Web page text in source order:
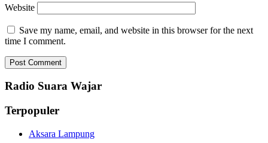
Website
Save my name, email, and website in this browser for the next
time I comment.
Radio Suara Wajar
Terpopuler
Aksara Lampung